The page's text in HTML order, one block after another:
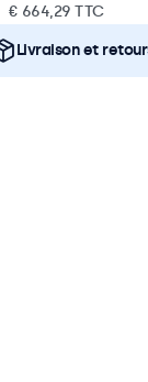
€ 664,29 TTC
Livraison et